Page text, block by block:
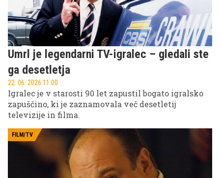
Umrl je legendarni TV-igralec – gledali ste
ga desetletja
22. 06. 2026 11.00
Igralec je v starosti 90 let zapustil bogato igralsko
zapuščino, ki je zaznamovala več desetletij
televizije in filma.
FILM/TV